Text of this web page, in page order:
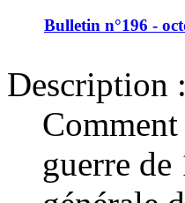
Bulletin n°196 -
Description :
guerre de